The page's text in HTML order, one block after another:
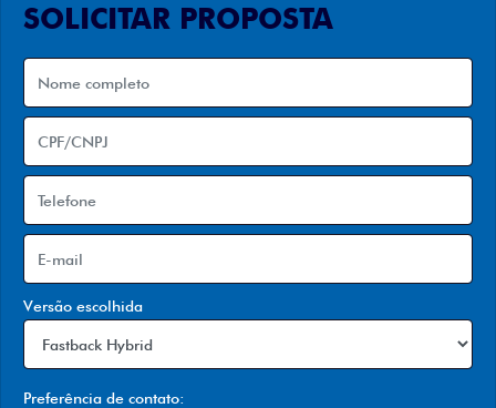
SOLICITAR PROPOSTA
Versão escolhida
Preferência de contato: